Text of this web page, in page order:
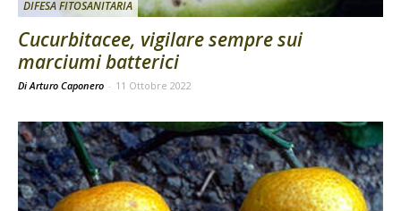
DIFESA FITOSANITARIA
Cucurbitacee, vigilare sempre sui
marciumi batterici
Di Arturo Caponero - 11 Ottobre 2022